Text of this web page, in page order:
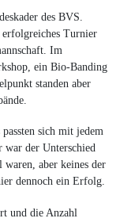
des BVS.
Turnier
Im
ein Bio-Banding
standen aber
sich mit jedem
war der Unterschied
aber keines der
dennoch ein Erfolg.
und die Anzahl